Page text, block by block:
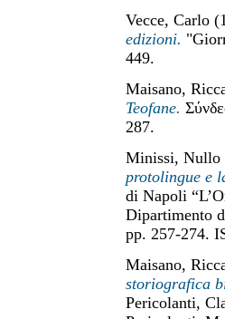
Vecce, Carlo
edizioni.
449.
Maisano,
Teofane.
287.
Minissi, Nullo
protolingue e
di Napoli
Dipartimento
pp. 257-274.
Maisano,
storiografica
Pericolanti,